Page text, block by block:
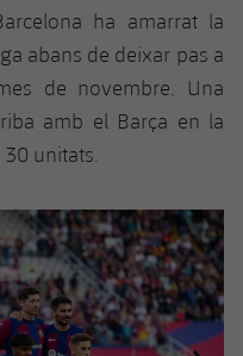
ha amarrat la
abans de deixar pas a
de novembre. Una
amb el Barça en la
unitats.
Següent